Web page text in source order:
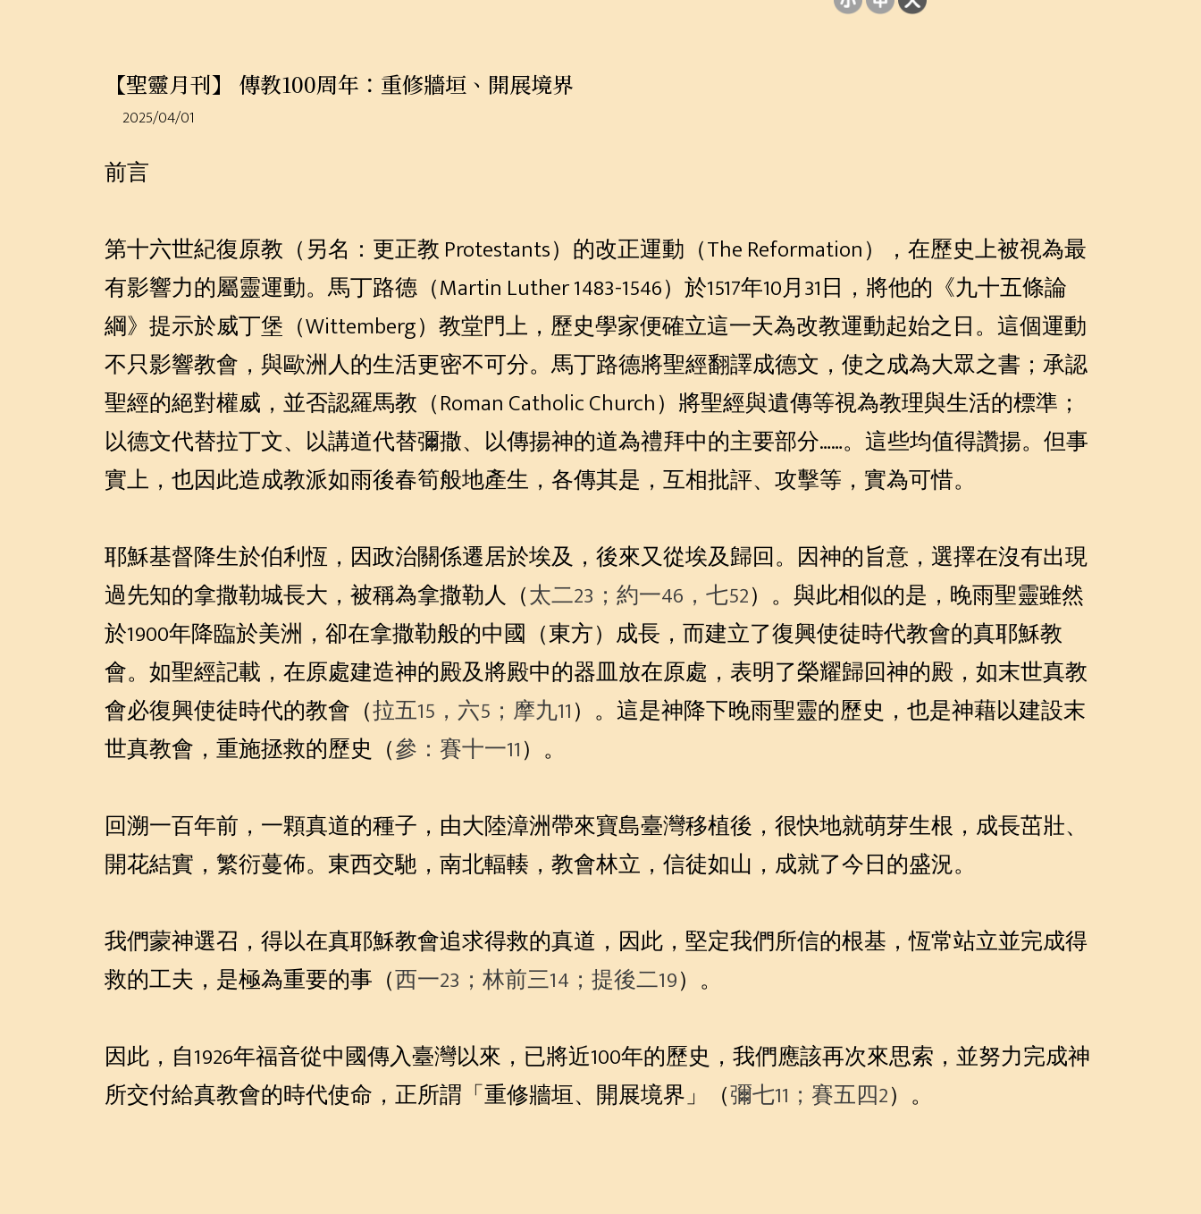
【聖靈月刊】 傳教100周年：重修牆垣、開展境界
2025/04/01
前言
第十六世紀復原教（另名：更正教 Protestants）的改正運動（The Reformation），在歷史上被視為最
有影響力的屬靈運動。馬丁路德（Martin Luther 1483-1546）於1517年10月31日，將他的《九十五條論
綱》提示於威丁堡（Wittemberg）教堂門上，歷史學家便確立這一天為改教運動起始之日。這個運動
不只影響教會，與歐洲人的生活更密不可分。馬丁路德將聖經翻譯成德文，使之成為大眾之書；承認
聖經的絕對權威，並否認羅馬教（Roman Catholic Church）將聖經與遺傳等視為教理與生活的標準；
以德文代替拉丁文、以講道代替彌撒、以傳揚神的道為禮拜中的主要部分……。這些均值得讚揚。但事
實上，也因此造成教派如雨後春筍般地產生，各傳其是，互相批評、攻擊等，實為可惜。
耶穌基督降生於伯利恆，因政治關係遷居於埃及，後來又從埃及歸回。因神的旨意，選擇在沒有出現
過先知的拿撒勒城長大，被稱為拿撒勒人（太二23；約一46，七52）。與此相似的是，晚雨聖靈雖然
於1900年降臨於美洲，卻在拿撒勒般的中國（東方）成長，而建立了復興使徒時代教會的真耶穌教
會。如聖經記載，在原處建造神的殿及將殿中的器皿放在原處，表明了榮耀歸回神的殿，如末世真教
會必復興使徒時代的教會（拉五15，六5；摩九11）。這是神降下晚雨聖靈的歷史，也是神藉以建設末
世真教會，重施拯救的歷史（參：賽十一11）。
回溯一百年前，一顆真道的種子，由大陸漳洲帶來寶島臺灣移植後，很快地就萌芽生根，成長茁壯、
開花結實，繁衍蔓佈。東西交馳，南北輻輳，教會林立，信徒如山，成就了今日的盛況。
我們蒙神選召，得以在真耶穌教會追求得救的真道，因此，堅定我們所信的根基，恆常站立並完成得
救的工夫，是極為重要的事（西一23；林前三14；提後二19）。
因此，自1926年福音從中國傳入臺灣以來，已將近100年的歷史，我們應該再次來思索，並努力完成神
所交付給真教會的時代使命，正所謂「重修牆垣、開展境界」（彌七11；賽五四2）。